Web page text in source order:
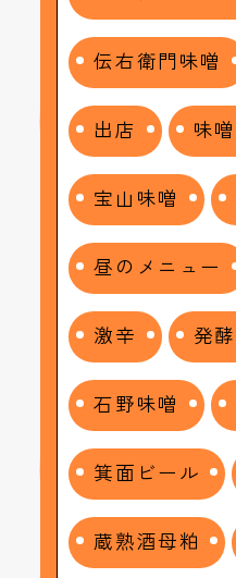
伝右衛門味噌
出店 味噌
宝山味噌
昼のメニュー
激辛 発酵
石野味噌
箕面ビール
蔵熟酒母粕